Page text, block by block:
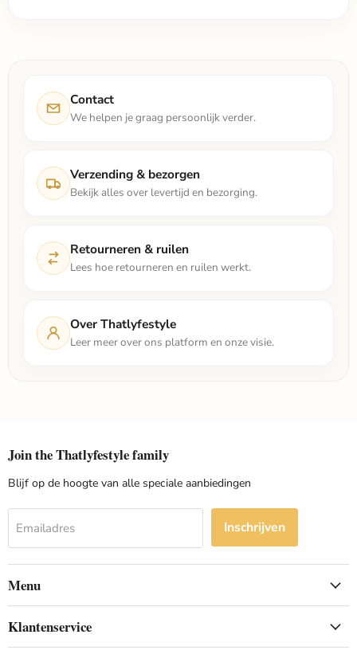
Contact
We helpen je graag persoonlijk verder.
Verzending & bezorgen
Bekijk alles over levertijd en bezorging.
Retourneren & ruilen
Lees hoe retourneren en ruilen werkt.
Over Thatlyfestyle
Leer meer over ons platform en onze visie.
Join the Thatlyfestyle family
Blijf op de hoogte van alle speciale aanbiedingen
Emailadres Inschrijven
Menu
Klantenservice